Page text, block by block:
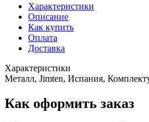
Характеристики
Описание
Как купить
Оплата
Доставка
Характеристики
Металл, Jimten, Испания,
Как оформить заказ